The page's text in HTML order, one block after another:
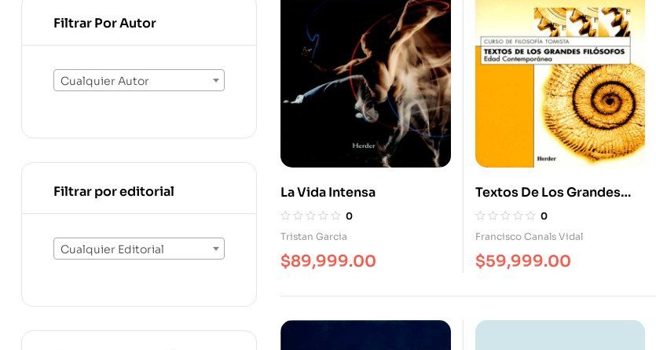
La Vida Intensa
0
Tristan Garcia
$89,999.00
Textos De Los Grandes
Filósofos. Edad
Contemporánea
0
Francisco Canals Vidal
$59,999.00
Filtrar Por Autor
Cualquier Autor
Filtrar por editorial
Cualquier Editorial